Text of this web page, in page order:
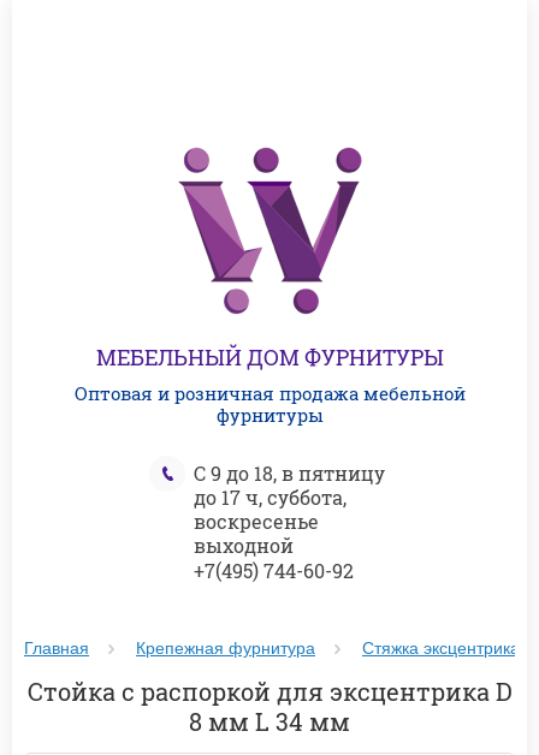
МЕБЕЛЬНЫЙ ДОМ ФУРНИТУРЫ
Оптовая и розничная продажа мебельной
фурнитуры
С 9 до 18, в пятницу
до 17 ч, суббота,
воскресенье
выходной
+7(495) 744-60-92
Главная Крепежная фурнитура Стяжка эксцентрика
Стойка с распоркой для эксцентрика D
8 мм L 34 мм